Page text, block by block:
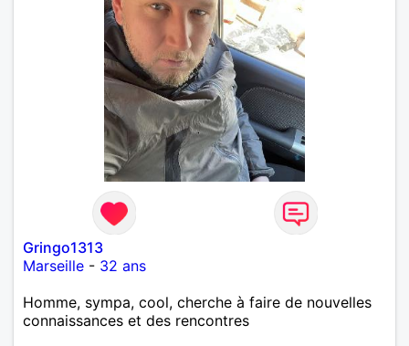
Gringo1313
Marseille - 32 ans
Homme, sympa, cool, cherche à faire de nouvelles
connaissances et des rencontres